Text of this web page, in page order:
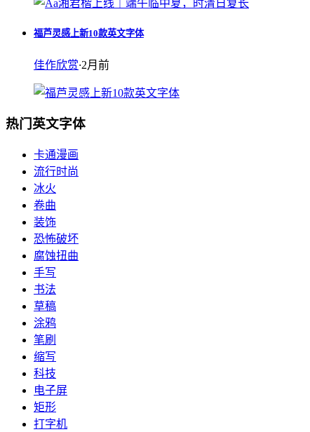
福芦灵感上新10款英文字体
佳作欣赏·2月前
热门英文字体
卡通漫画
流行时尚
冰火
卷曲
装饰
恐怖破坏
腐蚀扭曲
手写
书法
草稿
涂鸦
笔刷
缩写
科技
电子屏
矩形
打字机